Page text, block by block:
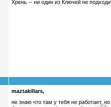
Хрень -- ни один из Ключей не
maztakillars,
не знаю что там у тебя не работает,